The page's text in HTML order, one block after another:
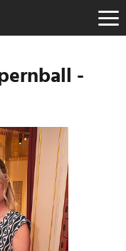
-